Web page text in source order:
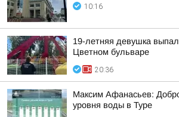
10:16
19-летняя девушка
Цветном бульваре
20:36
Максим Афанасьев:
уровня воды в Туре